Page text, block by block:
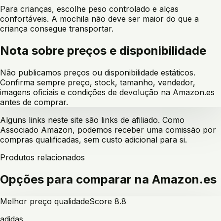
Para crianças, escolhe peso controlado e alças
confortáveis. A mochila não deve ser maior do que a
criança consegue transportar.
Nota sobre preços e disponibilidade
Não publicamos preços ou disponibilidade estáticos.
Confirma sempre preço, stock, tamanho, vendedor,
imagens oficiais e condições de devolução na Amazon.es
antes de comprar.
Alguns links neste site são links de afiliado. Como
Associado Amazon, podemos receber uma comissão por
compras qualificadas, sem custo adicional para si.
Produtos relacionados
Opções para comparar na Amazon.es
Melhor preço qualidadeScore 8.8
adidas